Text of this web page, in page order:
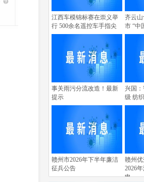
江西车模锦标赛在崇义举
行 500余名遥控车手指尖
齐云
市 “中
事关雨污分流改造！最新
提示
兴国
级 纺
赣州市2026年下半年廉洁
征兵公告
赣州优
2026
申